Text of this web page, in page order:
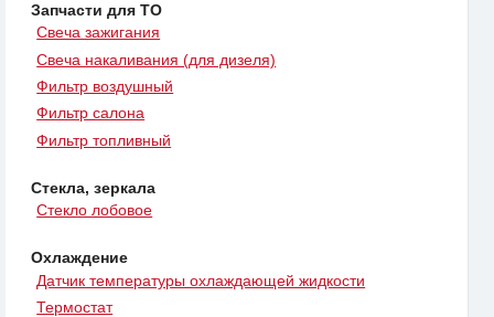
Запчасти для ТО
Свеча зажигания
Свеча накаливания (для дизеля)
Фильтр воздушный
Фильтр салона
Фильтр топливный
Стекла, зеркала
Стекло лобовое
Охлаждение
Датчик температуры охлаждающей жидкости
Термостат